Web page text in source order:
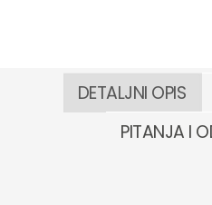
DETALJNI OPIS
PITANJA I